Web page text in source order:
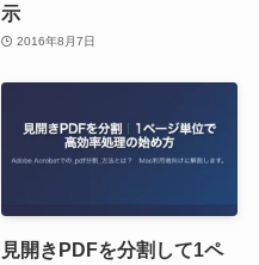
示
2016年8月7日
見開きPDFを分割して1ペ